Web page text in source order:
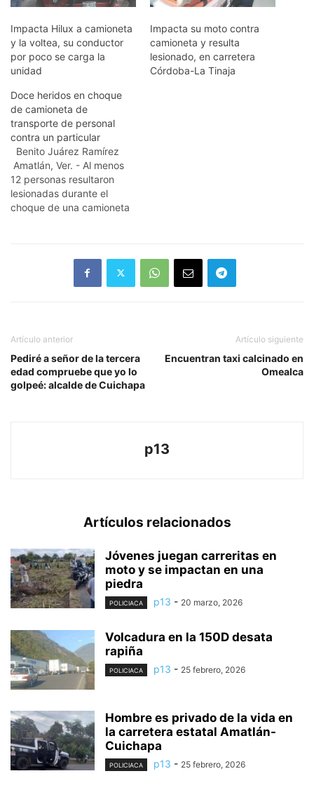
Impacta Hilux a camioneta
y la voltea, su conductor
por poco se carga la
unidad
Impacta su moto contra
camioneta y resulta
lesionado, en carretera
Córdoba-La Tinaja
Doce heridos en choque
de camioneta de
transporte de personal
contra un particular
Benito Juárez Ramírez
Amatlán, Ver. - Al menos
12 personas resultaron
lesionadas durante el
choque de una camioneta
particular, registrado esta
madrugada a la altura de
Artículo anterior
Pediré a señor de la tercera
edad compruebe que yo lo
golpeé: alcalde de Cuichapa
Artículo siguiente
Encuentran taxi calcinado en
Omealca
p13
Artículos relacionados
Jóvenes juegan carreritas en
moto y se impactan en una
piedra
POLICIACA p13 - 20 marzo, 2026
Volcadura en la 150D desata
rapiña
POLICIACA p13 - 25 febrero, 2026
Hombre es privado de la vida en
la carretera estatal Amatlán-
Cuichapa
POLICIACA p13 - 25 febrero, 2026